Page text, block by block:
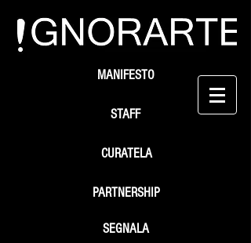
STAFF
SEGNALA
MANIFESTO
PARTNERSHIP
CURATELA